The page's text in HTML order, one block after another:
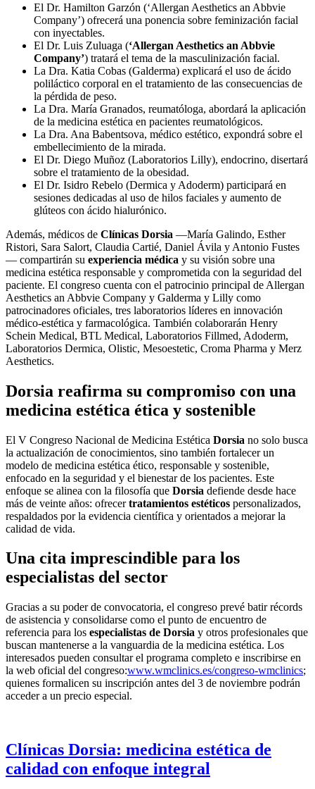
El Dr. Hamilton Garzón (‘Allergan Aesthetics an Abbvie
Company’) ofrecerá una ponencia sobre feminización facial
con inyectables.
El Dr. Luis Zuluaga (‘Allergan Aesthetics an Abbvie
Company’) tratará el tema de la masculinización facial.
La Dra. Katia Cobas (Galderma) explicará el uso de ácido
poliláctico corporal en el tratamiento de las consecuencias de
la pérdida de peso.
La Dra. María Granados, reumatóloga, abordará la aplicación
de la medicina estética en pacientes reumatológicos.
La Dra. Ana Babentsova, médico estético, expondrá sobre el
embellecimiento de la mirada.
El Dr. Diego Muñoz (Laboratorios Lilly), endocrino, disertará
sobre el tratamiento de la obesidad.
El Dr. Isidro Rebelo (Dermica y Adoderm) participará en
sesiones dedicadas al uso de hilos faciales y aumento de
glúteos con ácido hialurónico.
Además, médicos de Clínicas Dorsia —María Galindo, Esther
Ristori, Sara Salort, Claudia Cartié, Daniel Ávila y Antonio Fustes
— compartirán su experiencia médica y su visión sobre una
medicina estética responsable y comprometida con la seguridad del
paciente. El congreso cuenta con el patrocinio principal de Allergan
Aesthetics an Abbvie Company y Galderma y Lilly como
patrocinadores oficiales, tres laboratorios líderes en innovación
médico-estética y farmacológica. También colaborarán Henry
Schein Medical, BTL Medical, Laboratorios Fillmed, Adoderm,
Laboratorios Dermica, Olistic, Mesoestetic, Croma Pharma y Merz
Aesthetics.
Dorsia reafirma su compromiso con una
medicina estética ética y sostenible
El V Congreso Nacional de Medicina Estética Dorsia no solo busca
la actualización de conocimientos, sino también fortalecer un
modelo de medicina estética ético, responsable y sostenible,
enfocado en la seguridad y el bienestar de los pacientes. Este
enfoque se alinea con la filosofía que Dorsia defiende desde hace
más de veinte años: ofrecertratamientos estéticos personalizados,
respaldados por la evidencia científica y orientados a mejorar la
calidad de vida.
Una cita imprescindible para los
especialistas del sector
Gracias a su poder de convocatoria, el congreso prevé batir récords
de asistencia y consolidarse como el punto de encuentro de
referencia para los especialistas de Dorsia y otros profesionales que
buscan mantenerse a la vanguardia de la medicina estética. Los
interesados pueden consultar el programa completo e inscribirse en
la web oficial del congreso:www.wmclinics.es/congreso-wmclinics;
quienes formalicen su inscripción antes del 3 de noviembre podrán
acceder a un precio especial.
Clínicas Dorsia: medicina estética de
calidad con enfoque integral